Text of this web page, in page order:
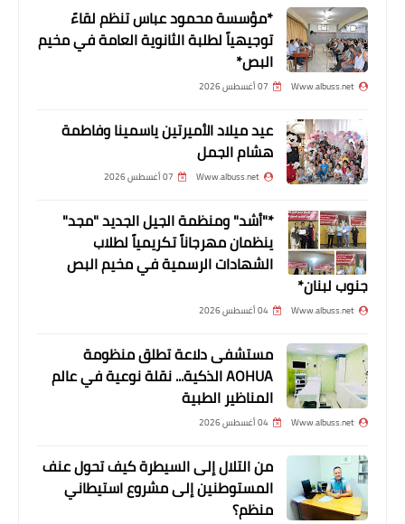
الأخبار التقنية
تعرف على خدمة نقل البيانات بين
الهواتف بسرعة عالية
جريحان في حريق في مخيم عين الحلوة
*مؤسسة محمود عباس تنظم لقاءً
توجيهياً لطلبة الثانوية العامة في مخيم
البص*
Www.albuss.net 07 أغسطس 2026
عيد ميلاد الأميرتين ياسمينا وفاطمة
هشام الجمل
Www.albuss.net 07 أغسطس 2026
*"أشد" ومنظمة الجيل الجديد "مجد"
ينظمان مهرجاناً تكريمياً لطلاب
الشهادات الرسمية في مخيم البص
جنوب لبنان*
Www.albuss.net 04 أغسطس 2026
مستشفى دلاعة تطلق منظومة
AOHUA الذكية... نقلة نوعية في عالم
المناظير الطبية
Www.albuss.net 04 أغسطس 2026
من التلال إلى السيطرة كيف تحول عنف
المستوطنين إلى مشروع استيطاني
منظم؟